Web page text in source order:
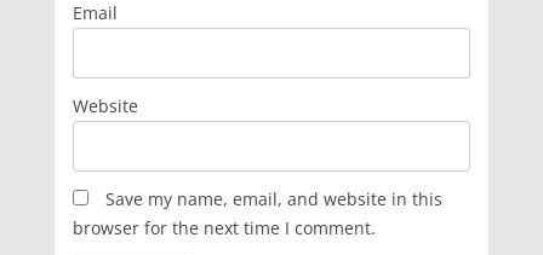
Email
Website
Save my name, email, and website in this
browser for the next time I comment.